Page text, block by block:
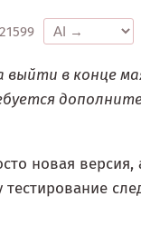
21599
выйти в конце
новая версия,